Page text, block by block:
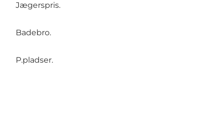
Jægerspris.
Badebro.
P.pladser.